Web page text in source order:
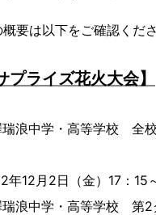
要は以下をご確認くださ
プライズ花火大会】
浪中学・高等学校 全
12月2日（金）17：15
浪中学・高等学校 第2